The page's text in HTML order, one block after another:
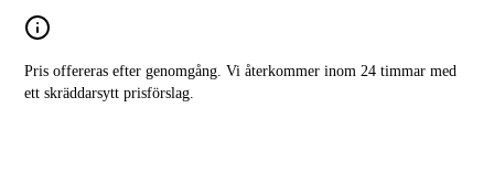
Pris offereras efter genomgång. Vi återkommer inom 24 timmar med
ett skräddarsytt prisförslag.